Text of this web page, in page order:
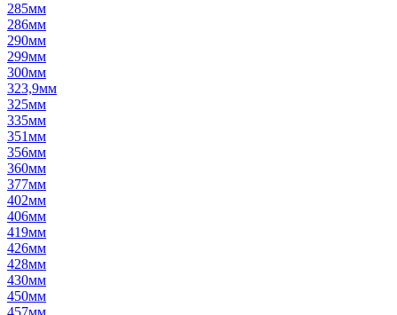
285мм
286мм
290мм
299мм
300мм
323,9мм
325мм
335мм
351мм
356мм
360мм
377мм
402мм
406мм
419мм
426мм
428мм
430мм
450мм
457мм